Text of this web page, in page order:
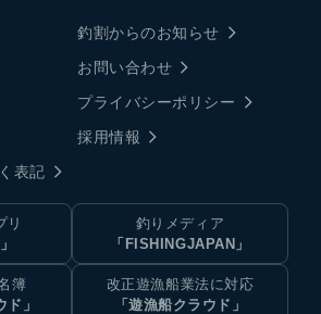
釣割からのお知らせ
お問い合わせ
プライバシーポリシー
採用情報
表記
リ
釣りメディア
「FISHINGJAPAN」
簿
ド」
改正遊漁船業法に対応
「遊漁船クラウド」